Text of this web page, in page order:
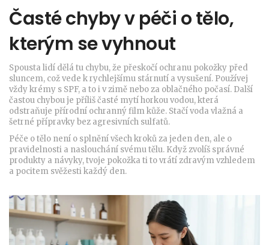
Časté chyby v péči o tělo,
kterým se vyhnout
Spousta lidí dělá tu chybu, že přeskočí ochranu pokožky před
sluncem, což vede k rychlejšímu stárnutí a vysušení. Používej
vždy krémy s SPF, a to i v zimě nebo za oblačného počasí. Další
častou chybou je příliš časté mytí horkou vodou, která
odstraňuje přírodní ochranný film kůže. Stačí voda vlažná a
šetrné přípravky bez agresivních sulfatů.
Péče o tělo není o splnění všech kroků za jeden den, ale o
pravidelnosti a naslouchání svému tělu. Když zvolíš správné
produkty a návyky, tvoje pokožka ti to vrátí zdravým vzhledem
a pocitem svěžesti každý den.